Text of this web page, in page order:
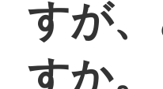
すが
すか。